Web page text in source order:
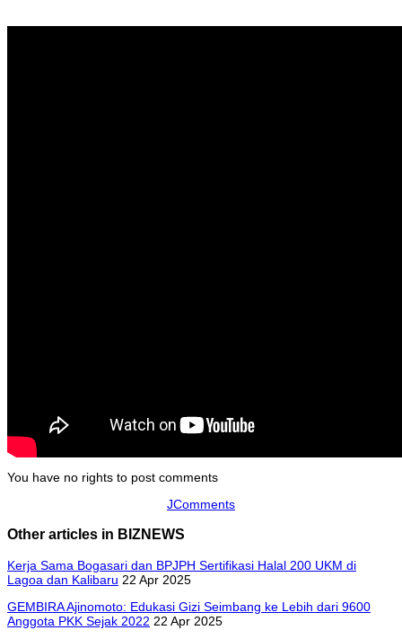
You have no rights to post comments
JComments
Other articles in BIZNEWS
Kerja Sama Bogasari dan BPJPH Sertifikasi Halal 200 UKM di
Lagoa dan Kalibaru 22 Apr 2025
GEMBIRA Ajinomoto: Edukasi Gizi Seimbang ke Lebih dari 9600
Anggota PKK Sejak 2022 22 Apr 2025